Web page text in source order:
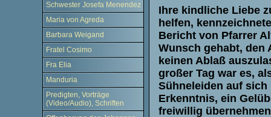
Schwester Josefa Menendez
Maria von Agreda
Barbara Weigand
Fratel Cosimo
Fra Elia
Manduria
Predigten, Vorträge
(Video/Audio), Schriften
Ihre kindliche Liebe
helfen,
Bericht von Pfarrer
Wunsch gehabt, den
keinen Ablaß
großer Tag war es,
Sühneleiden auf
Erkenntnis, ein
freiwillig